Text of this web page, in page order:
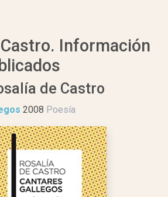
Información
de Castro
2008 Poesía